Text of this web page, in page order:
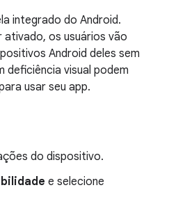
integrado do Android.
ativado, os usuários vão
Android deles sem
deficiência visual podem
usar seu app.
do dispositivo.
e selecione